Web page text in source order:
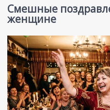
Смешные
женщине